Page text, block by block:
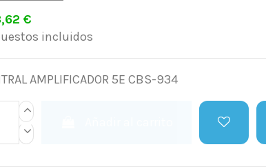
€
incluidos
AMPLIFICADOR 5E CBS-934